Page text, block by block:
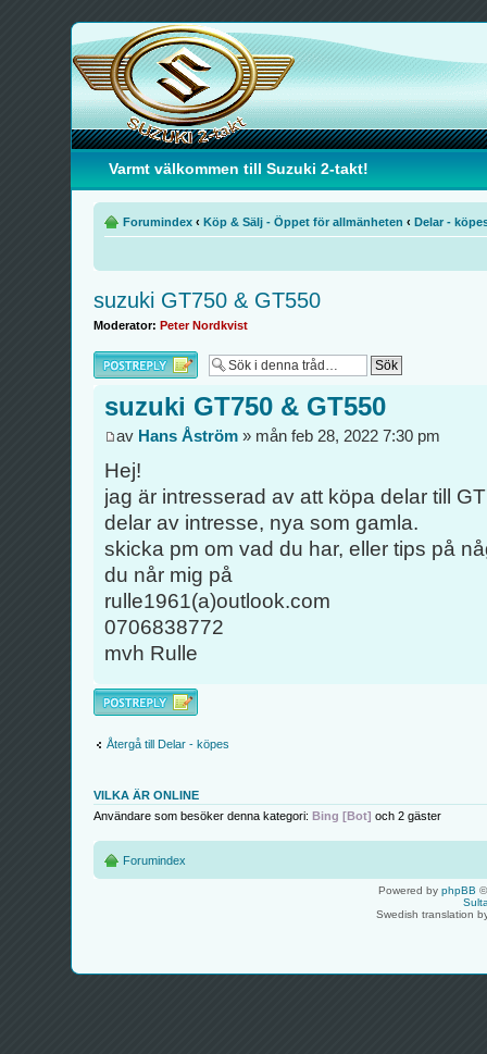
Varmt välkommen till Suzuki 2-takt!
Forumindex ‹ Köp & Sälj - Öppet för allmänheten ‹ Delar -
suzuki GT750 & GT550
Moderator: Peter Nordkvist
Besvara
suzuki GT750 & GT550
av Hans Åström » mån feb 28, 2022 7:30 pm
Hej!
jag är intresserad av att köpa delar till
delar av intresse, nya som gamla.
skicka pm om vad du har, eller tips på
du når mig på
rulle1961(a)outlook.com
0706838772
mvh Rulle
Besvara
Återgå till Delar - köpes
VILKA ÄR ONLINE
Användare som besöker denna kategori: Bing [Bot] och 2 gäster
Forumindex
Powered by phpBB
Swedish translation